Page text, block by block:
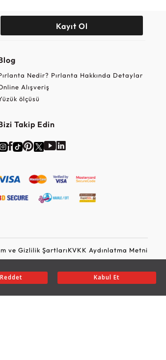
Kabul Et
Kayıt Ol
Nedir? Pırlanta Hakkında Detaylar
Alışveriş
ölçüsü
Takip Edin
ve Gizlilik ŞartlarıKVKK Aydınlatma Metni